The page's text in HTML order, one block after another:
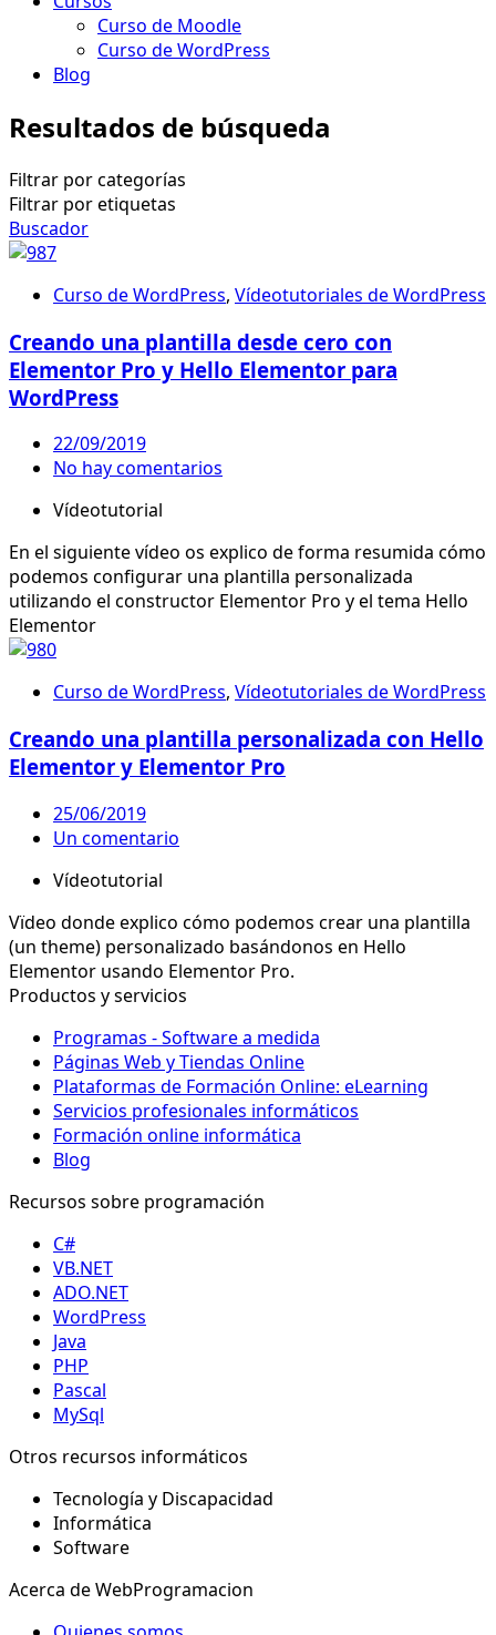
Curso de Moodle
Curso de WordPress
Blog
Resultados de búsqueda
Filtrar por categorías
Filtrar por etiquetas
Buscador
Curso de WordPress, Vídeotutoriales de WordPress
Creando una plantilla desde cero con
Elementor Pro y Hello Elementor para
WordPress
22/09/2019
No hay comentarios
Vídeotutorial
En el siguiente vídeo os explico de forma resumida cómo
podemos configurar una plantilla personalizada
utilizando el constructor Elementor Pro y el tema Hello
Elementor
Curso de WordPress, Vídeotutoriales de WordPress
Creando una plantilla personalizada con Hello
Elementor y Elementor Pro
25/06/2019
Un comentario
Vídeotutorial
Vïdeo donde explico cómo podemos crear una plantilla
(un theme) personalizado basándonos en Hello
Elementor usando Elementor Pro.
Productos y servicios
Programas - Software a medida
Páginas Web y Tiendas Online
Plataformas de Formación Online: eLearning
Servicios profesionales informáticos
Formación online informática
Blog
Recursos sobre programación
C#
VB.NET
ADO.NET
WordPress
Java
PHP
Pascal
MySql
Otros recursos informáticos
Tecnología y Discapacidad
Informática
Software
Acerca de WebProgramacion